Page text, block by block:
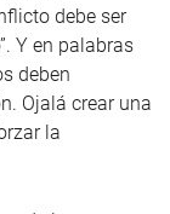
debe ser
Y en palabras
deben
Ojalá crear una
la